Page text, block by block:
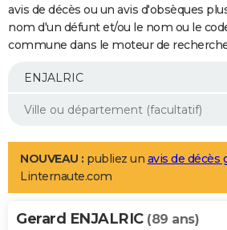
Retraite
Epargne
Immobilier
Risques naturels par ville
Banque
Assurance
AUTO
Essais
Réserver un essai
Citadines
Berlines
SUV
Forum auto
+
Mobiles
Meilleur smartphone
Internet
Ordinateurs
Jeux vidéo
Guide high-tech
Aménagement intérieur
LIFESTYLE
Art de vivre
Bien-être
Loisirs
Mode
Modes de vie
Alimentation
Guide de la santé
Maladies
Médicaments
Sommeil
VOYAGE
avis de décès ou un avis d'obsèques
nom d'un défunt et/ou le nom ou le
commune dans le moteur de
NOUVEAU : publiez un avis de décès
Linternaute.com
Gerard ENJALRIC (89 ans)